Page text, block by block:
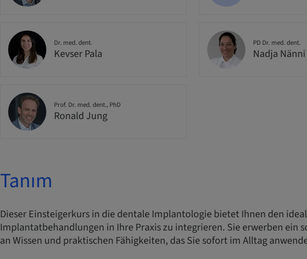
Dr. med. dent.
Kevser Pala
PD Dr. med. dent.
Nadja Nänni
Prof. Dr. med. dent., PhD
Ronald Jung
Tanım
Dieser Einsteigerkurs in die dentale Implantologie bietet Ihnen den
Implantatbehandlungen in Ihre Praxis zu integrieren. Sie erwerben ein
an Wissen und praktischen Fähigkeiten, das Sie sofort im Alltag